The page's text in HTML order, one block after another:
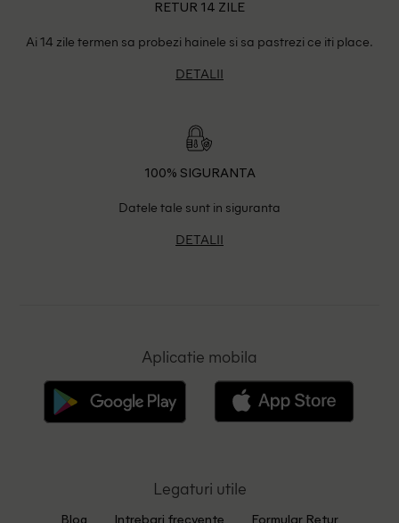
RETUR 14 ZILE
Ai 14 zile termen sa probezi hainele si sa pastrezi ce iti place.
DETALII
100% SIGURANTA
Datele tale sunt in siguranta
DETALII
Aplicatie mobila
Legaturi utile